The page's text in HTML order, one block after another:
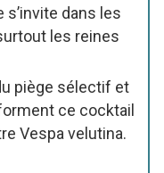
s’invite dans les
les reines
piège sélectif et
ce cocktail
Vespa velutina.